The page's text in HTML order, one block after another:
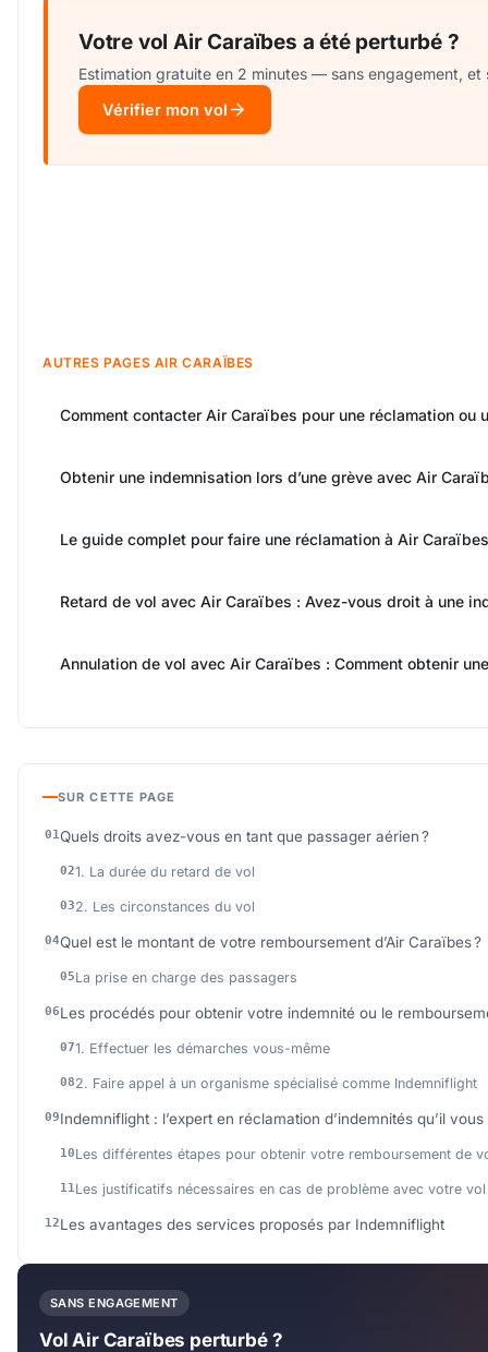
Votre vol Air Caraïbes a été perturbé ?
Estimation gratuite en 2 minutes — sans engagement, et
Vérifier mon vol
AUTRES PAGES AIR CARAÏBES
Comment contacter Air Caraïbes pour une réclamation ou
Obtenir une indemnisation lors d’une grève avec Air
Le guide complet pour faire une réclamation à Air Caraïbes
Retard de vol avec Air Caraïbes : Avez-vous droit à une
Annulation de vol avec Air Caraïbes : Comment obtenir
SUR CETTE PAGE
Quels droits avez-vous en tant que passager aérien ?
1. La durée du retard de vol
2. Les circonstances du vol
Quel est le montant de votre remboursement d’Air Caraïbes ?
La prise en charge des passagers
Les procédés pour obtenir votre indemnité ou le
1. Effectuer les démarches vous-même
2. Faire appel à un organisme spécialisé comme Indemniflight
Indemniflight : l’expert en réclamation d’indemnités qu’il
Les différentes étapes pour obtenir votre remboursement de
Les justificatifs nécessaires en cas de problème avec votre vol
Les avantages des services proposés par Indemniflight
SANS ENGAGEMENT
Vol Air Caraïbes perturbé ?